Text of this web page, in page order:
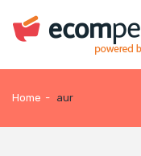
Home - aur